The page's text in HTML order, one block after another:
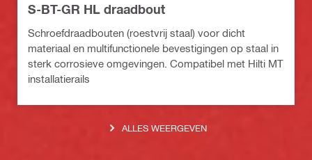
S-BT-GR HL draadbout
Schroefdraadbouten (roestvrij staal) voor dicht
materiaal en multifunctionele bevestigingen op staal in
sterk corrosieve omgevingen. Compatibel met Hilti MT
installatierails
ALLES WEERGEVEN